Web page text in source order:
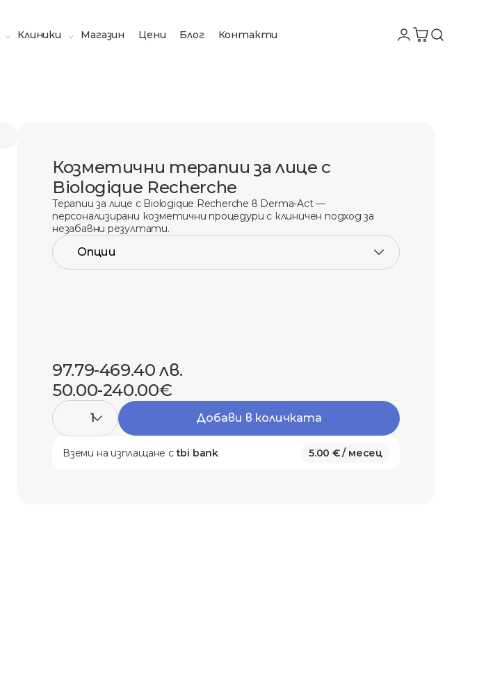
Клиники Магазин Цени Блог Контакти
Козметични терапии за лице с
Biologique Recherche
Терапии за лице с Biologique Recherche в Derma-Act —
персонализирани козметични процедури с клиничен подход за
незабавни резултати.
Опции
97.79-469.40 лв.
50.00-240.00€
1 Добави в количката
Вземи на изплащане сtbi bank 5.00 € / месец